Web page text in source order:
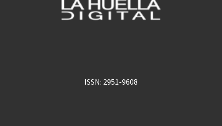
ISSN: 2951-9608